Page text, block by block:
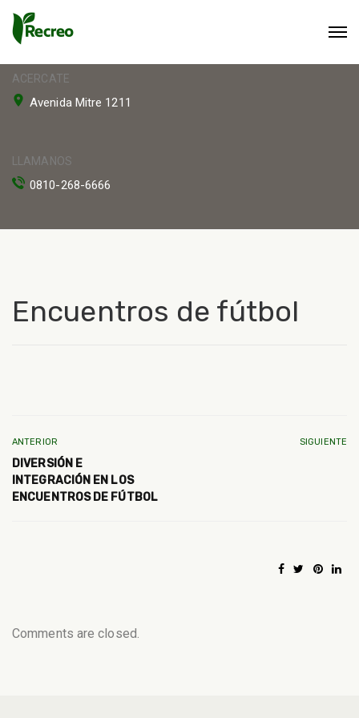
ACERCATE
Avenida Mitre 1211
LLAMANOS
0810-268-6666
Encuentros de fútbol
ANTERIOR
DIVERSIÓN E
INTEGRACIÓN EN LOS
ENCUENTROS DE FÚTBOL
SIGUIENTE
Comments are closed.